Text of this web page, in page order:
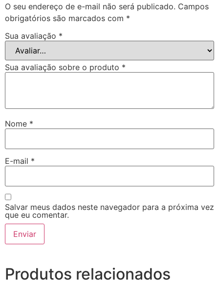
O seu endereço de e-mail não será publicado. Campos
obrigatórios são marcados com *
Sua avaliação *
Sua avaliação sobre o produto *
Nome *
E-mail *
Salvar meus dados neste navegador para a próxima vez
que eu comentar.
Produtos relacionados